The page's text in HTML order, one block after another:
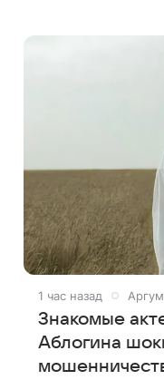
1 час назад
Знакомые
Аблогина